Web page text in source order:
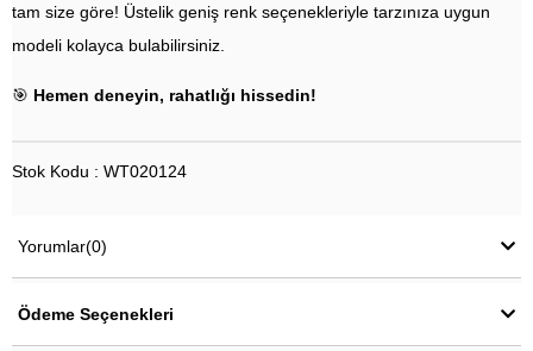
tam size göre! Üstelik geniş renk seçenekleriyle tarzınıza uygun
modeli kolayca bulabilirsiniz.
🎯 Hemen deneyin, rahatlığı hissedin!
Stok Kodu : WT020124
Yorumlar(0)
Ödeme Seçenekleri